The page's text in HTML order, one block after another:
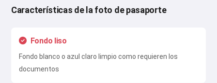
Características de la foto de pasaporte
Fondo liso
Fondo blanco o azul claro limpio como requieren los
documentos